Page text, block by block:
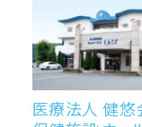
医療法人 健悠